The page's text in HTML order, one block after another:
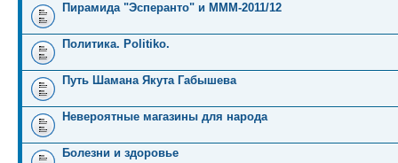
Пирамида "Эсперанто" и MMM-2011/12
Политика. Politiko.
Путь Шамана Якута Габышева
Невероятные магазины для народа
Болезни и здоровье